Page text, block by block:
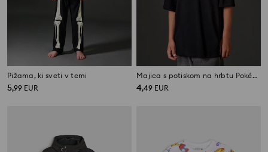
Pižama, ki sveti v temi
5,99 EUR
Majica s potiskom na hrbtu Pokémon
4,49 EUR